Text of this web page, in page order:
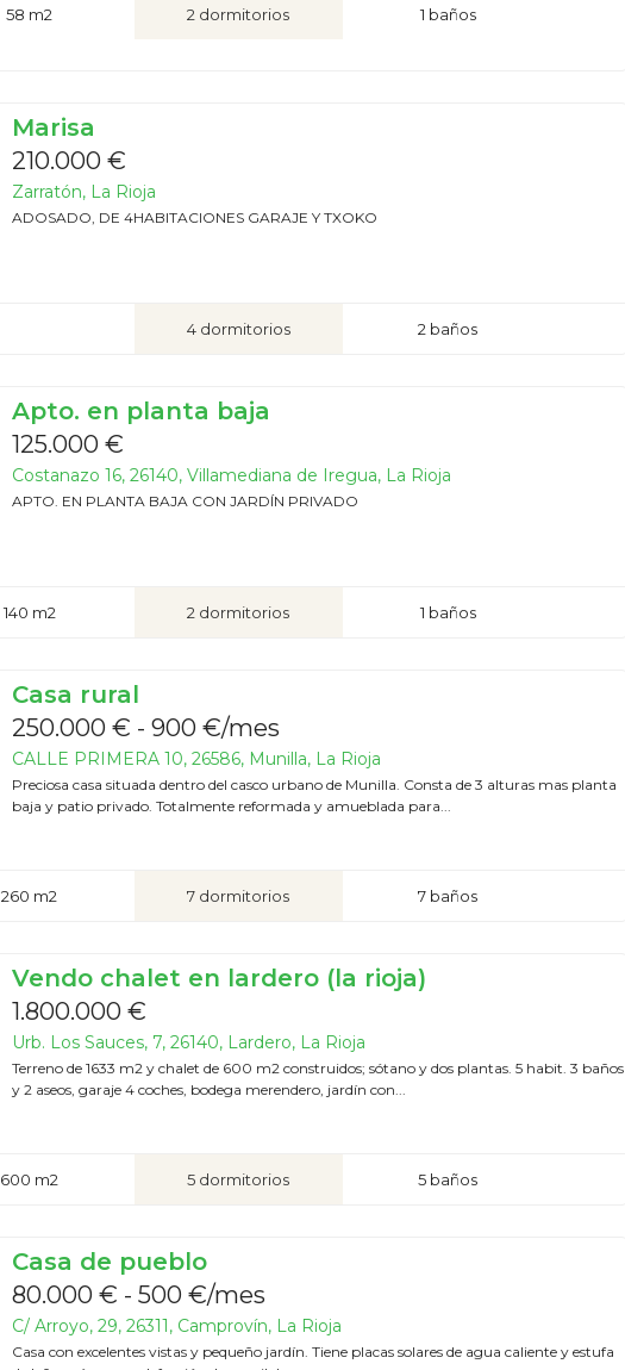
58 m2 2 dormitorios 1 baños
Marisa
210.000 €
Zarratón, La Rioja
ADOSADO, DE 4HABITACIONES GARAJE Y TXOKO
4 dormitorios 2 baños
Apto. en planta baja
125.000 €
Costanazo 16, 26140, Villamediana de Iregua, La Rioja
APTO. EN PLANTA BAJA CON JARDÍN PRIVADO
140 m2 2 dormitorios 1 baños
Casa rural
250.000 € - 900 €/mes
CALLE PRIMERA 10, 26586, Munilla, La Rioja
Preciosa casa situada dentro del casco urbano de Munilla. Consta de 3 alturas mas planta
baja y patio privado. Totalmente reformada y amueblada para...
260 m2 7 dormitorios 7 baños
Vendo chalet en lardero (la rioja)
1.800.000 €
Urb. Los Sauces, 7, 26140, Lardero, La Rioja
Terreno de 1633 m2 y chalet de 600 m2 construidos; sótano y dos plantas. 5 habit. 3 baños
y 2 aseos, garaje 4 coches, bodega merendero, jardín con...
600 m2 5 dormitorios 5 baños
Casa de pueblo
80.000 € - 500 €/mes
C/ Arroyo, 29, 26311, Camprovín, La Rioja
Casa con excelentes vistas y pequeño jardín. Tiene placas solares de agua caliente y estufa